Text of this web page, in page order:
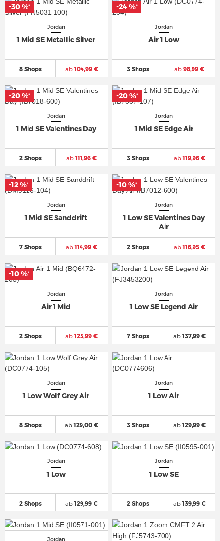
Jordan
1 Mid SE Metallic Silver
8 Shops ab104,99 €
-30 %*
Jordan
Air 1 Low
3 Shops ab 98,99 €
-24 %*
Jordan
1 Mid SE Valentines Day
2 Shops ab111,96 €
-20 %*
Jordan
1 Mid SE Edge Air
3 Shops ab119,96 €
-20 %*
Jordan
1 Mid SE Sanddrift
7 Shops ab114,99 €
-12 %*
Jordan
1 Low SE Valentines Day
Air
2 Shops ab116,95 €
-10 %*
Jordan
Air 1 Mid
2 Shops ab125,99 €
-10 %*
Jordan
1 Low SE Legend Air
7 Shops ab137,99 €
Jordan
1 Low Wolf Grey Air
8 Shops ab129,00 €
Jordan
1 Low Air
3 Shops ab129,99 €
Jordan
1 Low
2 Shops ab129,99 €
Jordan
1 Low SE
2 Shops ab139,99 €
Jordan